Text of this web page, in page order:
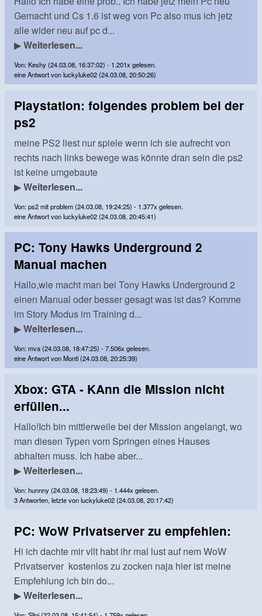
Gemacht und Cs 1.6 ist weg von Pc also mus ich jetz
alle wider neu auf pc d...
▶Weiterlesen...
Von: Keshy (24.03.08, 16:37:02) - 1.201x gelesen.
eine Antwort von luckyluke02 (24.03.08, 20:50:26)
Playstation: folgendes problem bei der
ps2
meine PS2 liest nur spiele wenn ich sie aufrecht von
rechts nach links bewege was könnte dran sein die ps2
ist keine umgebaute
▶Weiterlesen...
Von: ps2 mit problem (24.03.08, 19:24:25) - 1.377x gelesen.
eine Antwort von luckyluke02 (24.03.08, 20:45:41)
PC: Tony Hawks Underground 2
Manual machen
Hallo,wie macht man bei Tony Hawks Underground 2
einen Manual oder besser gesagt was ist das? Komme
im Story Modus im Training d...
▶Weiterlesen...
Von: mva (24.03.08, 18:47:25) - 7.506x gelesen.
eine Antwort von Monti (24.03.08, 20:25:39)
Xbox: GTA - KAnn die Mission nicht
erfüllen...
Hallo!Ich bin mittlerweile bei der Mission angelangt, wo
man diesen Typen vom Springen eines Hauses
abhalten muss. Ich habe aber...
▶Weiterlesen...
Von: hunnny (24.03.08, 18:23:49) - 1.444x gelesen.
3 Antworten, letzte von luckyluke02 (24.03.08, 20:17:42)
PC: WoW Privatserver zu empfehlen:
Hi ich dachte mir vllt habt ihr mal lust auf nem WoW
Privatserver kostenlos zu zocken naja hier ist meine
Empfehlung ich bin do...
▶Weiterlesen...